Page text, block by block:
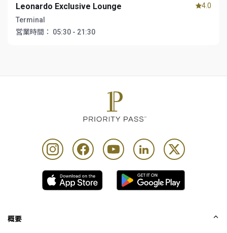
Leonardo Exclusive Lounge
Terminal
営業時間：
05:30 - 21:30
4.0
概要